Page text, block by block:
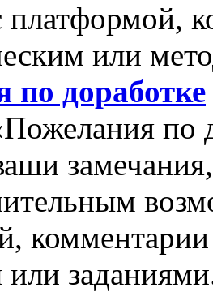
платформой,
или
по доработке
по